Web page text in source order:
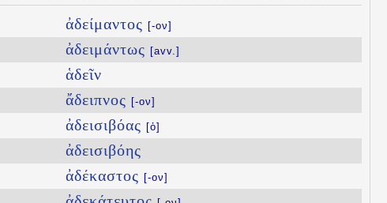
ἀδείμαντος [-ον]
ἀδειμάντως [avv.]
ἁδεῖν
ἄδειπνος [-ον]
ἀδεισιβόας [ὁ]
ἀδεισιβόης
ἀδέκαστος [-ον]